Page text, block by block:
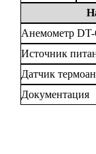
Анемометр DT-
Источник
Датчик
Документация